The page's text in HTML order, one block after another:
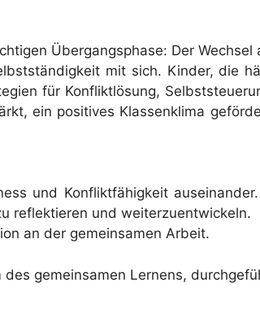
Übergangsphase: Der Wechsel
mit sich. Kinder, die
für Konfliktlösung,
ein positives Klassenklima
und Konfliktfähigkeit
reflektieren und weiterzuentwickeln.
an der gemeinsamen Arbeit.
gemeinsamen Lernens,